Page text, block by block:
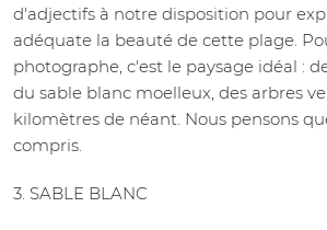
d'adjectifs à notre disposition pour
adéquate la beauté de cette plage.
photographe, c'est le paysage idéal :
du sable blanc moelleux, des arbres
kilomètres de néant. Nous pensons
compris.
3. SABLE BLANC